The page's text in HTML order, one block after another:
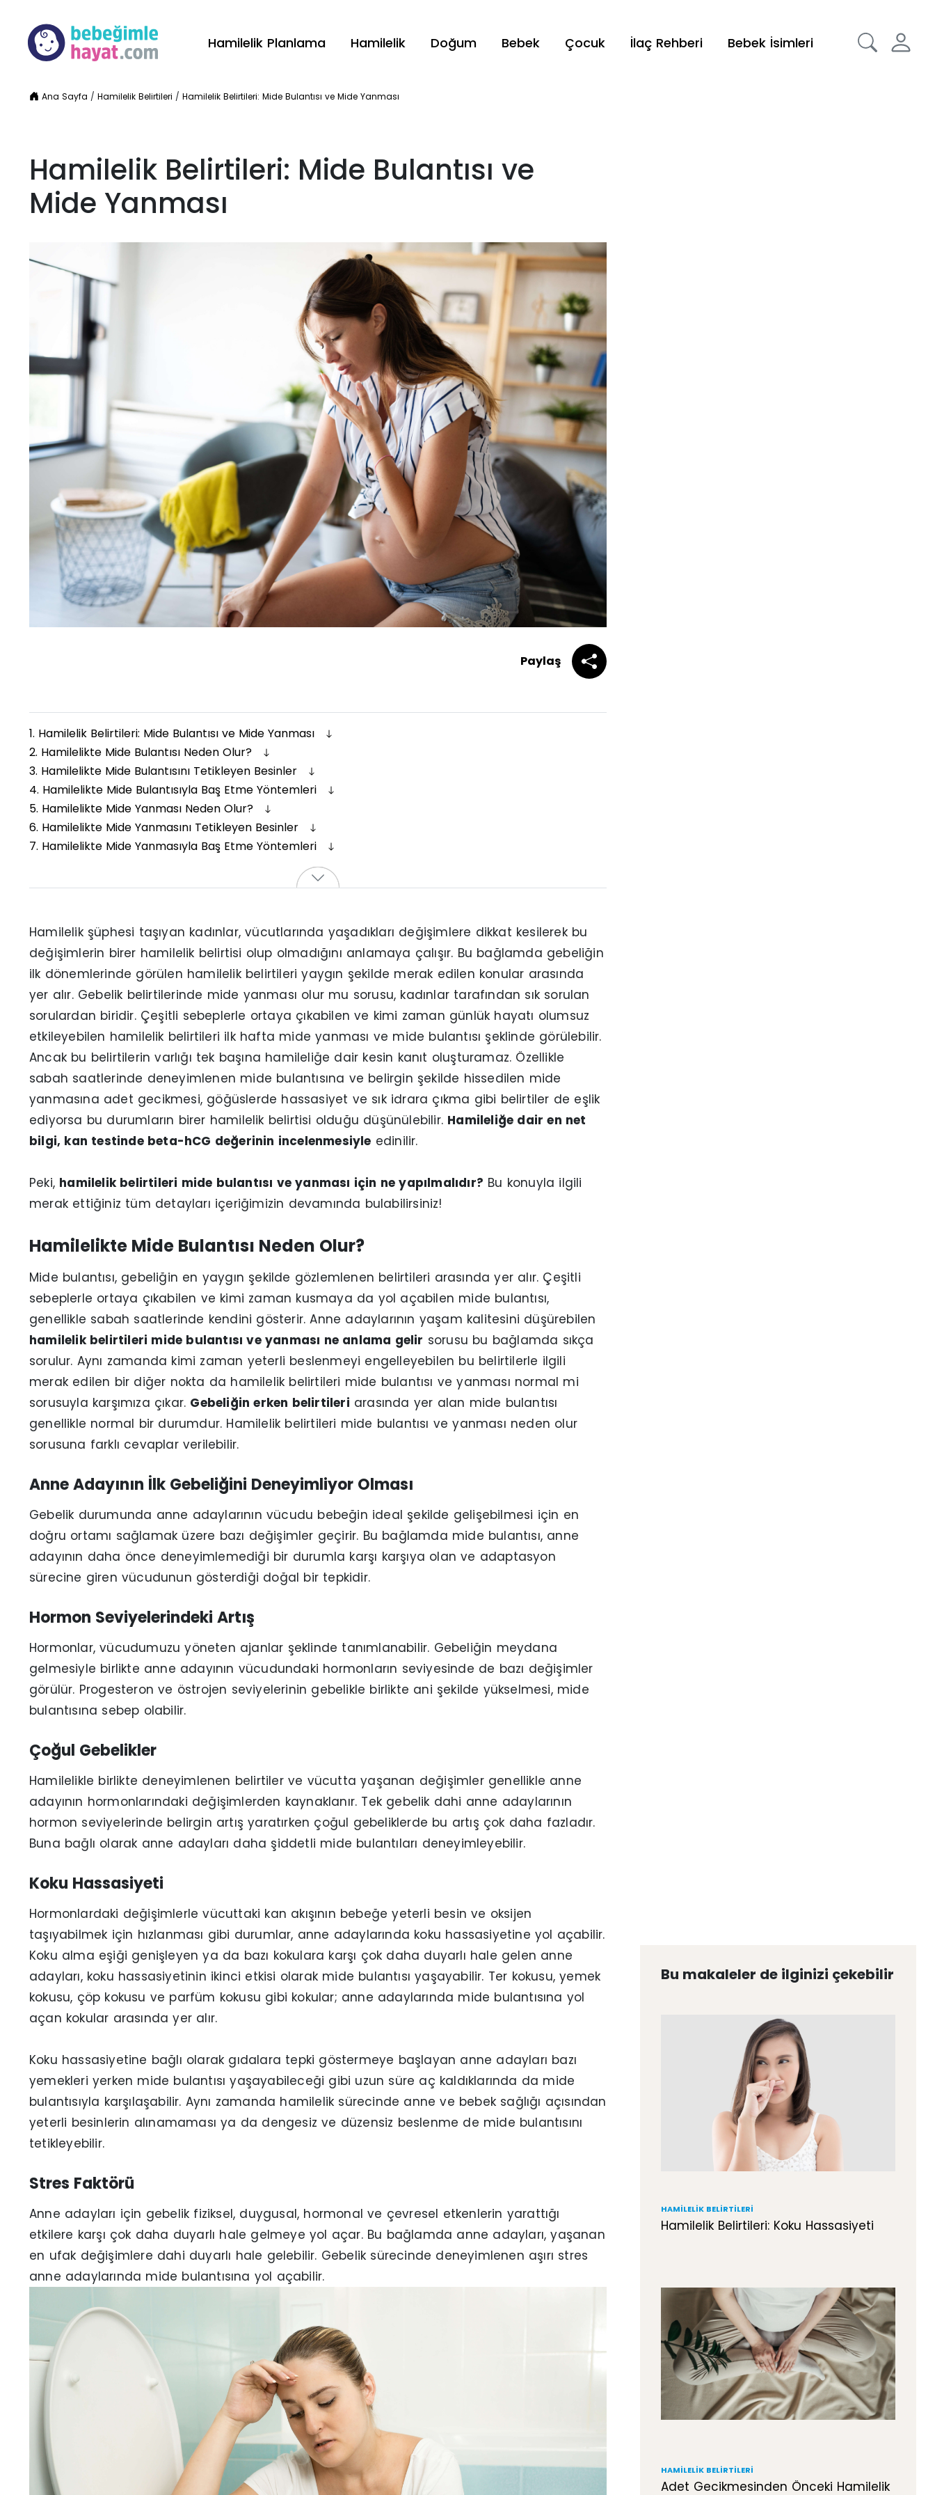
Hamilelik Planlama Hamilelik Doğum Bebek Çocuk İlaç Rehberi Bebek İsimleri
Ana Sayfa /Hamilelik Belirtileri /Hamilelik Belirtileri: Mide Bulantısı ve Mide Yanması
Hamilelik Belirtileri: Mide Bulantısı ve
Mide Yanması
Paylaş
1. Hamilelik Belirtileri: Mide Bulantısı ve Mide Yanması
2. Hamilelikte Mide Bulantısı Neden Olur?
3. Hamilelikte Mide Bulantısını Tetikleyen Besinler
4. Hamilelikte Mide Bulantısıyla Baş Etme Yöntemleri
5. Hamilelikte Mide Yanması Neden Olur?
6. Hamilelikte Mide Yanmasını Tetikleyen Besinler
7. Hamilelikte Mide Yanmasıyla Baş Etme Yöntemleri
Hamilelik şüphesi taşıyan kadınlar, vücutlarında yaşadıkları değişimlere dikkat kesilerek bu
değişimlerin birer hamilelik belirtisi olup olmadığını anlamaya çalışır. Bu bağlamda gebeliğin
ilk dönemlerinde görülen hamilelik belirtileri yaygın şekilde merak edilen konular arasında
yer alır. Gebelik belirtilerinde mide yanması olur mu sorusu, kadınlar tarafından sık sorulan
sorulardan biridir. Çeşitli sebeplerle ortaya çıkabilen ve kimi zaman günlük hayatı olumsuz
etkileyebilen hamilelik belirtileri ilk hafta mide yanması ve mide bulantısı şeklinde görülebilir.
Ancak bu belirtilerin varlığı tek başına hamileliğe dair kesin kanıt oluşturamaz. Özellikle
sabah saatlerinde deneyimlenen mide bulantısına ve belirgin şekilde hissedilen mide
yanmasına adet gecikmesi, göğüslerde hassasiyet ve sık idrara çıkma gibi belirtiler de eşlik
ediyorsa bu durumların birer hamilelik belirtisi olduğu düşünülebilir. Hamileliğe dair en net
bilgi, kan testinde beta-hCG değerinin incelenmesiyle edinilir.
Peki, hamilelik belirtileri mide bulantısı ve yanması için ne yapılmalıdır? Bu konuyla ilgili
merak ettiğiniz tüm detayları içeriğimizin devamında bulabilirsiniz!
Hamilelikte Mide Bulantısı Neden Olur?
Mide bulantısı, gebeliğin en yaygın şekilde gözlemlenen belirtileri arasında yer alır. Çeşitli
sebeplerle ortaya çıkabilen ve kimi zaman kusmaya da yol açabilen mide bulantısı,
genellikle sabah saatlerinde kendini gösterir. Anne adaylarının yaşam kalitesini düşürebilen
hamilelik belirtileri mide bulantısı ve yanması ne anlama gelir sorusu bu bağlamda sıkça
sorulur. Aynı zamanda kimi zaman yeterli beslenmeyi engelleyebilen bu belirtilerle ilgili
merak edilen bir diğer nokta da hamilelik belirtileri mide bulantısı ve yanması normal mi
sorusuyla karşımıza çıkar. Gebeliğin erken belirtileri arasında yer alan mide bulantısı
genellikle normal bir durumdur. Hamilelik belirtileri mide bulantısı ve yanması neden olur
sorusuna farklı cevaplar verilebilir.
Anne Adayının İlk Gebeliğini Deneyimliyor Olması
Gebelik durumunda anne adaylarının vücudu bebeğin ideal şekilde gelişebilmesi için en
doğru ortamı sağlamak üzere bazı değişimler geçirir. Bu bağlamda mide bulantısı, anne
adayının daha önce deneyimlemediği bir durumla karşı karşıya olan ve adaptasyon
sürecine giren vücudunun gösterdiği doğal bir tepkidir.
Hormon Seviyelerindeki Artış
Hormonlar, vücudumuzu yöneten ajanlar şeklinde tanımlanabilir. Gebeliğin meydana
gelmesiyle birlikte anne adayının vücudundaki hormonların seviyesinde de bazı değişimler
görülür. Progesteron ve östrojen seviyelerinin gebelikle birlikte ani şekilde yükselmesi, mide
bulantısına sebep olabilir.
Çoğul Gebelikler
Hamilelikle birlikte deneyimlenen belirtiler ve vücutta yaşanan değişimler genellikle anne
adayının hormonlarındaki değişimlerden kaynaklanır. Tek gebelik dahi anne adaylarının
hormon seviyelerinde belirgin artış yaratırken çoğul gebeliklerde bu artış çok daha fazladır.
Buna bağlı olarak anne adayları daha şiddetli mide bulantıları deneyimleyebilir.
Koku Hassasiyeti
Hormonlardaki değişimlerle vücuttaki kan akışının bebeğe yeterli besin ve oksijen
taşıyabilmek için hızlanması gibi durumlar, anne adaylarında koku hassasiyetine yol açabilir.
Koku alma eşiği genişleyen ya da bazı kokulara karşı çok daha duyarlı hale gelen anne
adayları, koku hassasiyetinin ikinci etkisi olarak mide bulantısı yaşayabilir. Ter kokusu, yemek
kokusu, çöp kokusu ve parfüm kokusu gibi kokular; anne adaylarında mide bulantısına yol
açan kokular arasında yer alır.
Koku hassasiyetine bağlı olarak gıdalara tepki göstermeye başlayan anne adayları bazı
yemekleri yerken mide bulantısı yaşayabileceği gibi uzun süre aç kaldıklarında da mide
bulantısıyla karşılaşabilir. Aynı zamanda hamilelik sürecinde anne ve bebek sağlığı açısından
yeterli besinlerin alınamaması ya da dengesiz ve düzensiz beslenme de mide bulantısını
tetikleyebilir.
Stres Faktörü
Anne adayları için gebelik fiziksel, duygusal, hormonal ve çevresel etkenlerin yarattığı
etkilere karşı çok daha duyarlı hale gelmeye yol açar. Bu bağlamda anne adayları, yaşanan
en ufak değişimlere dahi duyarlı hale gelebilir. Gebelik sürecinde deneyimlenen aşırı stres
anne adaylarında mide bulantısına yol açabilir.
Bu makaleler de ilginizi çekebilir
HAMILELIK BELIRTILERI
Hamilelik Belirtileri: Koku Hassasiyeti
HAMILELIK BELIRTILERI
Adet Gecikmesinden Önceki Hamilelik